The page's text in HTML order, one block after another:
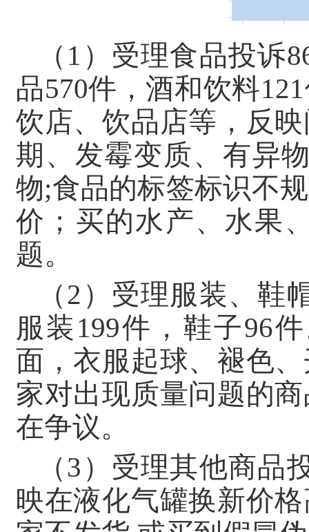
（1）受理食品投诉
品570件，酒和饮料
饮店、饮品店等，反
期、发霉变质、有异
物;食品的标签标识不
价；买的水产、水果
题。
（2）受理服装、鞋
服装199件，鞋子96
面，衣服起球、褪色
家对出现质量问题的
在争议。
（3）受理其他商品
映在液化气罐换新价